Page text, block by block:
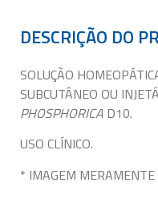
DESCRIÇÃO DO
SOLUÇÃO
SUBCUTÂNEO OU
PHOSPHORICA D10.
USO CLÍNICO.
* IMAGEM